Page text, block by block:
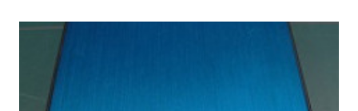
2TB 외장하드는 헤드와 디스크의 접촉이 발생되는 가운데 에러 메세지
가 발생되고 있는 상태로 접수되었습니다. 초기 물리배드로 인해 크래시
손상이 발생되고 있으며 데이터의 헥사코드는 확인되므로 복구는 가능
할 것으로 전망됩니다. 만약 사용자가 헤드와 디스크의 접촉이 발생되어
크래시가 일어나고 있을때 전원공급을 많이 했다면 복구가 어려운 상태